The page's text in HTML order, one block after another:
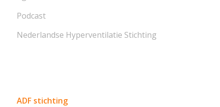
Podcast
Nederlandse Hyperventilatie Stichting
ADF stichting